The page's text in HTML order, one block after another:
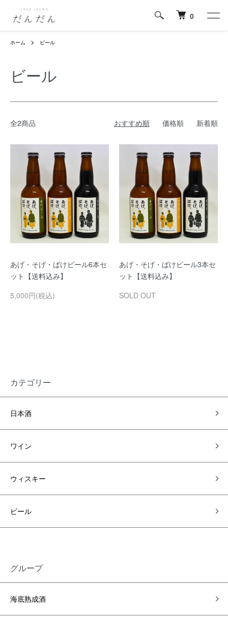
0
ホーム ビール
ビール
全2商品 おすすめ順 価格順 新着順
あげ・そげ・ばけビール6本セ
ット【送料込み】
5,000円(税込)
あげ・そげ・ばけビール3本セ
ット【送料込み】
SOLD OUT
カテゴリー
日本酒
ワイン
ウィスキー
ビール
グループ
海底熟成酒